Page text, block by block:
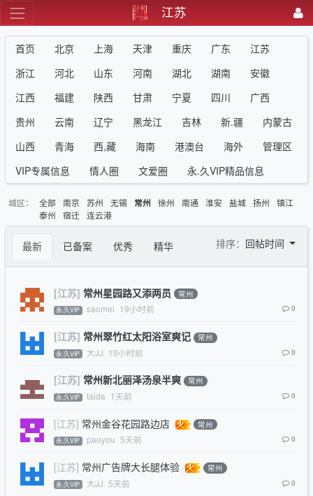
江苏
首页 北京 上海 天津 重庆 广东
江苏
浙江
河北 山东 河南 湖北 湖南
安徽
江西
福建 陕西 甘肃 宁夏 四川
广西
贵州
云南 辽宁 黑龙江 吉林 新.疆
内蒙古
山西
青海 西,藏 海南 港澳台 海外
管理区
VIP专属信息
情人圈 文爱圈 永.久VIP精品信息
城区： 全部 南京 苏州 无锡 常州 徐州 南通 淮安 盐城 扬州
镇江
泰州
宿迁 连云港
最新 已备案 优秀 精华 排序： 回帖时间
[江苏] 常州星园路又添两员 常州
永.久VIP saomei 19小时前 0
[江苏] 常州翠竹红太阳浴室爽记 常州
永.久VIP 大JJ 19小时前 0
[江苏] 常州新北丽泽汤泉半爽 常州
永.久VIP taida 1天前 0
[江苏] 常州金谷花园路边店 常州
永.久VIP paoyou 5天前 0
[江苏] 常州广告牌大长腿体验 常州
永.久VIP 大JJ 5天前 0